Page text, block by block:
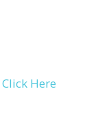
Click Here